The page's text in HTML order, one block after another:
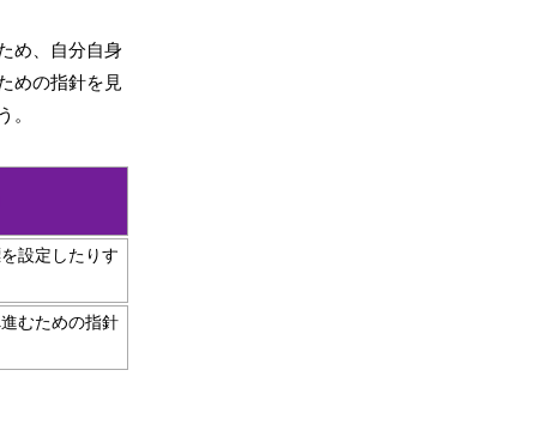
め、自分自身
めの指針を見
。
設定したりす
むための指針